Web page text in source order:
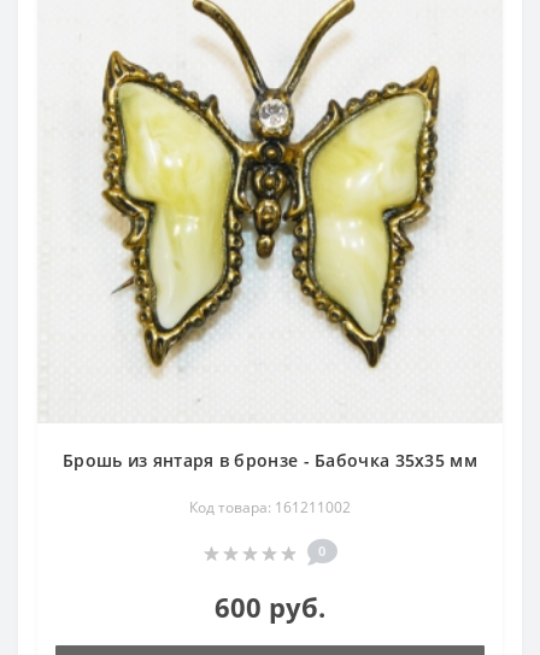
Брошь из янтаря в бронзе - Бабочка 35х35 мм
Код товара: 161211002
0
600 руб.